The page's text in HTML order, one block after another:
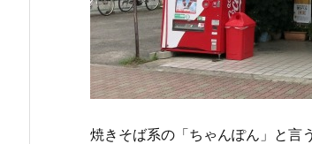
焼きそば系の「ちゃんぽん」と言